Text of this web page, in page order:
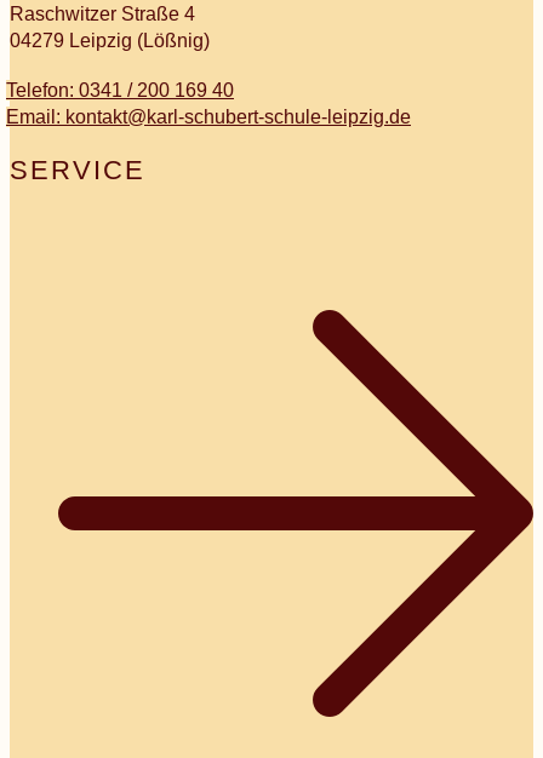
Raschwitzer Straße 4
04279 Leipzig (Lößnig)
Telefon: 0341 / 200 169 40
Email: kontakt@karl-schubert-schule-leipzig.de
SERVICE